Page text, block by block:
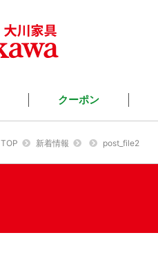
クーポン
TOP 新着情報 post_file2